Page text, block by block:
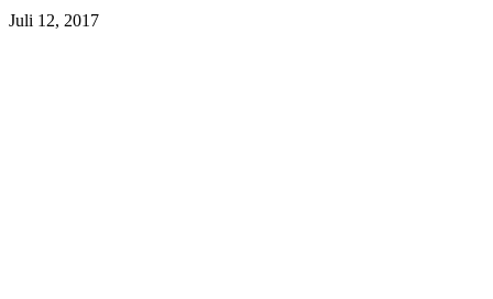
Juli 12, 2017